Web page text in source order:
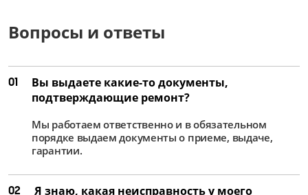
Вопросы и ответы
01
Вы выдаете какие-то документы,
подтверждающие ремонт?
Мы работаем ответственно и в обязательном
порядке выдаем документы о приеме, выдаче,
гарантии.
02
Я знаю, какая неисправность у моего